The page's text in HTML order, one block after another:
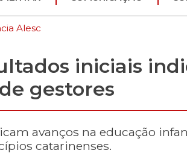
Alesc
iniciais
gestores
avanços na educação
catarinenses.